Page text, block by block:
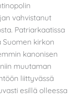
vahvistanut
Patriarkaatissa
kirkon
kanonisen
muutaman
liittyvässä
esillä olleessa